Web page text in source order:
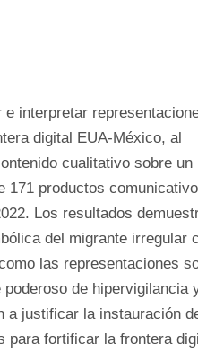
interpretar
digital EUA-México, al
cualitativo sobre un
171 productos
Los resultados
del migrante irregular
las representaciones
de hipervigilancia
a justificar la instauración
para fortificar la frontera